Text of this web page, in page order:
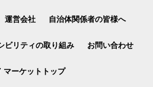
運営会社 自治体関係者の皆様へ
ビリティの取り組み お問い合わせ
マーケットトップ